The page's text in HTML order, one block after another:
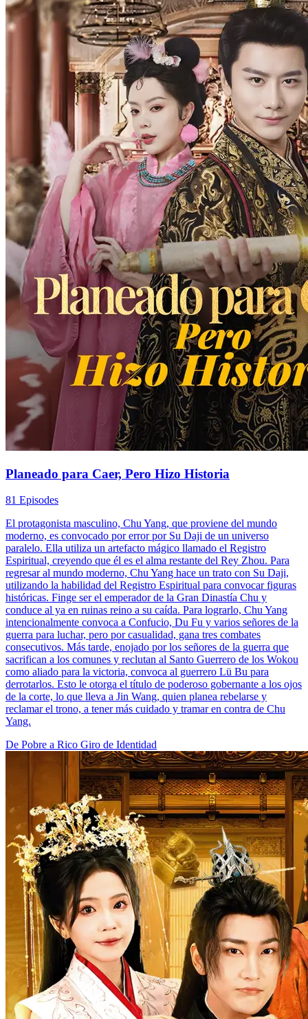
Planeado para Caer, Pero Hizo Historia
81 Episodes
El protagonista masculino, Chu Yang, que proviene del mundo
moderno, es convocado por error por Su Daji de un universo
paralelo. Ella utiliza un artefacto mágico llamado el Registro
Espiritual, creyendo que él es el alma restante del Rey Zhou. Para
regresar al mundo moderno, Chu Yang hace un trato con Su Daji,
utilizando la habilidad del Registro Espiritual para convocar figuras
históricas. Finge ser el emperador de la Gran Dinastía Chu y
conduce al ya en ruinas reino a su caída. Para lograrlo, Chu Yang
intencionalmente convoca a Confucio, Du Fu y varios señores de la
guerra para luchar, pero por casualidad, gana tres combates
consecutivos. Más tarde, enojado por los señores de la guerra que
sacrifican a los comunes y reclutan al Santo Guerrero de los Wokou
como aliado para la victoria, convoca al guerrero Lü Bu para
derrotarlos. Esto le otorga el título de poderoso gobernante a los ojos
de la corte, lo que lleva a Jin Wang, quien planea rebelarse y
reclamar el trono, a tener más cuidado y tramar en contra de Chu
Yang.
De Pobre a Rico Giro de Identidad